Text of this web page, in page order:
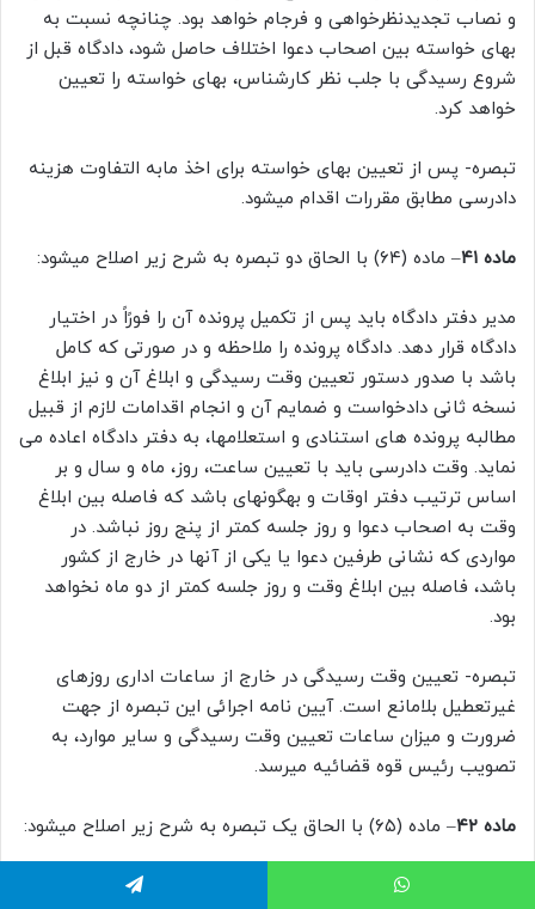
و نصاب تجدیدنظرخواهی و فرجام خواهد بود. چنانچه نسبت به
بهای خواسته بین اصحاب دعوا اختلاف حاصل شود، دادگاه قبل از
شروع رسیدگی با جلب نظر کارشناس، بهای خواسته را تعیین
خواهد کرد.
تبصره- پس از تعیین بهای خواسته برای اخذ مابه التفاوت هزینه
دادرسی مطابق مقررات اقدام میشود.
ماده ۴۱ – ماده (۶۴) با الحاق دو تبصره به شرح زیر اصلاح میشود:
مدیر دفتر دادگاه باید پس از تکمیل پرونده آن را فورًاً در اختیار
دادگاه قرار دهد. دادگاه پرونده را ملاحظه و در صورتی که کامل
باشد با صدور دستور تعیین وقت رسیدگی و ابلاغ آن و نیز ابلاغ
نسخه ثانی دادخواست و ضمایم آن و انجام اقدامات لازم از قبیل
مطالبه پرونده های استنادی و استعلامها، به دفتر دادگاه اعاده می
نماید. وقت دادرسی باید با تعیین ساعت، روز، ماه و سال و بر
اساس ترتیب دفتر اوقات و بهگونهای باشد که فاصله بین ابلاغ
وقت به اصحاب دعوا و روز جلسه کمتر از پنج روز نباشد. در
مواردی که نشانی طرفین دعوا یا یکی از آنها در خارج از کشور
باشد، فاصله بین ابلاغ وقت و روز جلسه کمتر از دو ماه نخواهد
بود.
تبصره- تعیین وقت رسیدگی در خارج از ساعات اداری روزهای
غیرتعطیل بلامانع است. آیین نامه اجرائی این تبصره از جهت
ضرورت و میزان ساعات تعیین وقت رسیدگی و سایر موارد، به
تصویب رئیس قوه قضائیه میرسد.
ماده ۴۲ – ماده (۶۵) با الحاق یک تبصره به شرح زیر اصلاح میشود:
اگر به موجب یک دادخواست دعاوی متعددی اقامه شوند که دارای